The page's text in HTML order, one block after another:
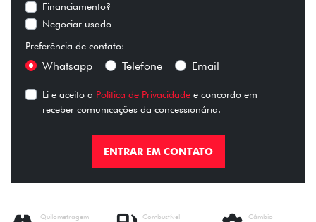
Financiamento?
Negociar usado
Preferência de contato:
Whatsapp Telefone Email
Li e aceito a Política de Privacidade e concordo em
receber comunicações da concessionária.
ENTRAR EM CONTATO
Câmbio
Combustível
Quilometragem